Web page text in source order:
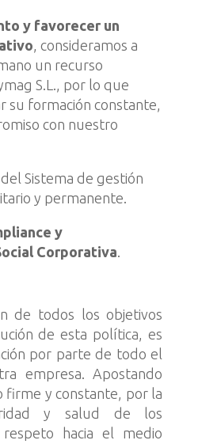
y favorecer un
, consideramos a
un recurso
S.L., por lo que
su formación constante,
con nuestro
del Sistema de gestión
y permanente.
y
Corporativa.
de todos los objetivos
de esta política, es
por parte de todo el
empresa. Apostando
firme y constante, por la
y salud de los
hacia el medio